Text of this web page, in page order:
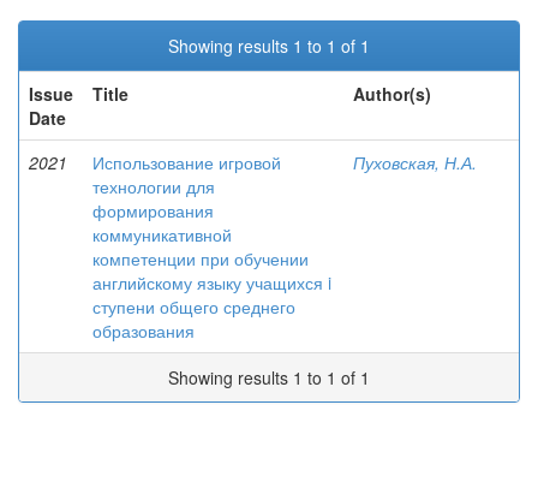
Showing results 1 to 1 of 1
Issue
Date
Title Author(s)
2021
Использование игровой
технологии для
формирования
коммуникативной
компетенции при обучении
английскому языку учащихся i
ступени общего среднего
образования
Пуховская, Н.А.
Showing results 1 to 1 of 1